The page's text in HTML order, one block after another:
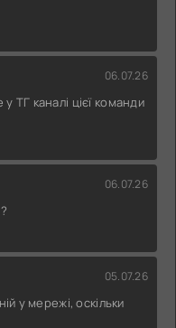
06.07.26
ТГ каналі цієї команди
06.07.26
05.07.26
у мережі, оскільки